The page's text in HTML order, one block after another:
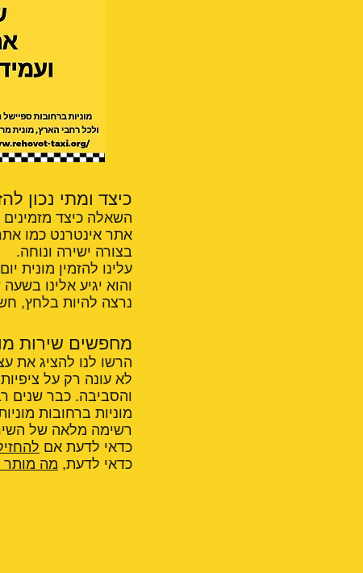
כיצד ומתי נכון
השאלה כיצד מזמינים
אתר אינטרנט כמו
בצורה ישירה ונוחה.
עלינו להזמין מונית
והוא יגיע אלינו
נרצה להיות בלחץ,
מחפשים שירות
הרשו לנו להציג את
לא עונה רק על
והסביבה. כבר שנים
מוניות ברחובות
רשימה מלאה של
כדאי לדעת אם
כדאי לדעת, מה מותר